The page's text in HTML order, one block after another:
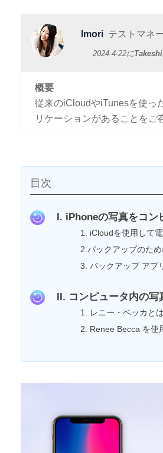
Imori テストマネ
2024-4-22にTakeshi
概要
従来のiCloudやiTunesを使っ
リケーションがあることをご
目次
I. iPhoneの写真をコン
1. iCloudを使用して
2.バックアップのた
3. バックアップ アプ
II. コンピュータ内の
1. レニー・ベッカとは
2. Renee Becca を使